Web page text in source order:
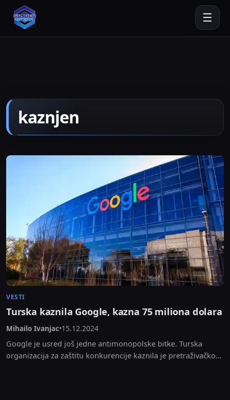
☰
kaznjen
VESTI
Turska kaznila Google, kazna 75 miliona dolara
Mihailo Ivanjac•15.12.2024
Google je usred još jedne antimonopolske bitke. Turska
organizacija za zaštitu konkurencije kaznila je pretraživačkog